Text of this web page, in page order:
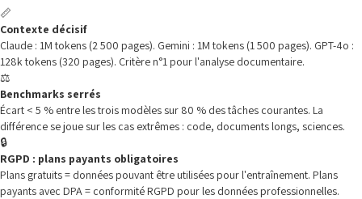
📏
Contexte décisif
Claude : 1M tokens (2 500 pages). Gemini : 1M tokens (1 500 pages). GPT-4o :
128k tokens (320 pages). Critère n°1 pour l'analyse documentaire.
⚖️
Benchmarks serrés
Écart < 5 % entre les trois modèles sur 80 % des tâches courantes. La
différence se joue sur les cas extrêmes : code, documents longs, sciences.
🔒
RGPD : plans payants obligatoires
Plans gratuits = données pouvant être utilisées pour l'entraînement. Plans
payants avec DPA = conformité RGPD pour les données professionnelles.